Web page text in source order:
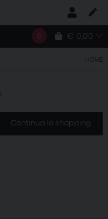
0 € 0,00
HOME
Continua lo shopping